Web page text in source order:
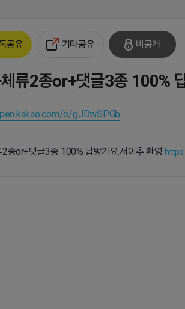
공유 기타공유 비공개
류2종or+댓글3종 100%
o/gJDwSPGb
2종or+댓글3종 100% 답방가요.서이추 환영